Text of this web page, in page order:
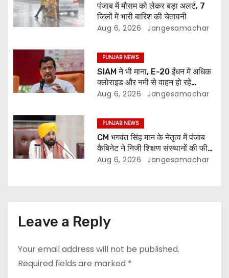
पंजाब में मौसम को लेकर बड़ा अलर्ट, 7
जिलों में भारी बारिश की चेतावनी
Aug 6, 2026 Jangesamachar
PUNJAB NEWS
SIAM ने भी माना, E-20 ईंधन में अधिक
क्लोराइड और नमी से वाहन हो रहे
प्रभावित: अरविंद केजरीवाल
Aug 6, 2026 Jangesamachar
PUNJAB NEWS
CM भगवंत सिंह मान के नेतृत्व में पंजाब
कैबिनेट ने निजी शिक्षण संस्थानों की फीस
नियमन (संशोधन) विधेयक-2026 को
Aug 6, 2026 Jangesamachar
Leave a Reply
Your email address will not be published.
Required fields are marked *